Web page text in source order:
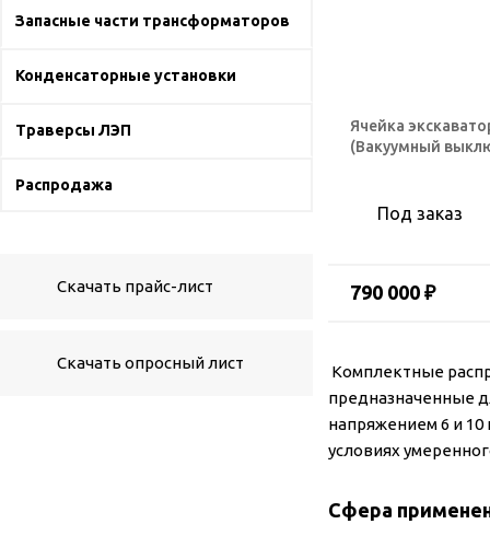
Запасные части трансформаторов
Конденсаторные установки
Траверсы ЛЭП
Распродажа
Скачать прайс-лист
Скачать опросный лист
Ячейка
(Вакуумный
Под заказ
790 000 ₽
Комплектные
предназначенные
напряжением 6 и
условиях
Сфера